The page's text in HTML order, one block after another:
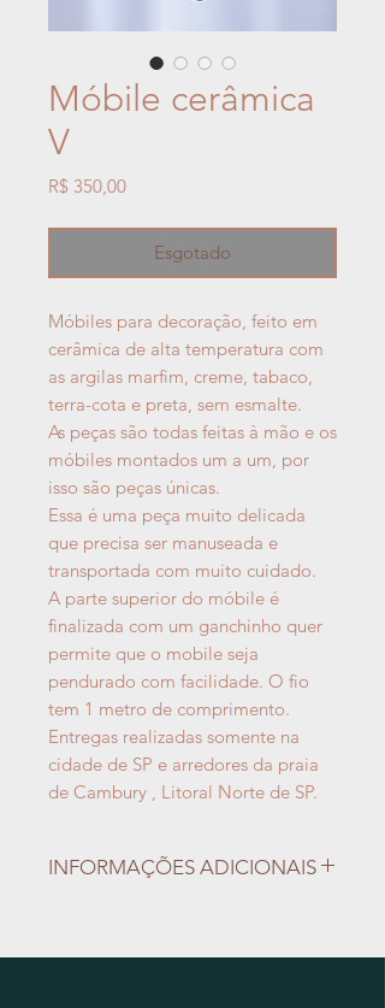
Móbile cerâmica
V
R$ 350,00Preço
Esgotado
Móbiles para decoração, feito em
cerâmica de alta temperatura com
as argilas marfim, creme, tabaco,
terra-cota e preta, sem esmalte.
As peças são todas feitas à mão e os
móbiles montados um a um, por
isso são peças únicas.
Essa é uma peça muito delicada
que precisa ser manuseada e
transportada com muito cuidado.
A parte superior do móbile é
finalizada com um ganchinho quer
permite que o mobile seja
pendurado com facilidade. O fio
tem 1 metro de comprimento.
Entregas realizadas somente na
cidade de SP e arredores da praia
de Cambury , Litoral Norte de SP.
INFORMAÇÕES ADICIONAIS